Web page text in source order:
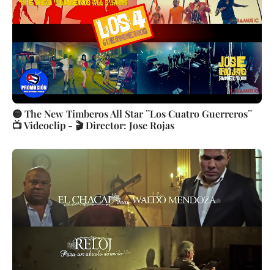
🟡 The New Timberos All Star ¨Los Cuatro Guerreros¨
📺 Videoclip - 🎬 Director: Jose Rojas